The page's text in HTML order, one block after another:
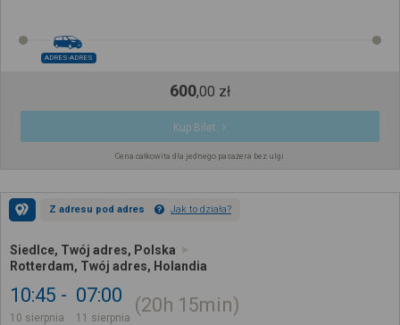
ADRES-ADRES
600,00 zł
Kup Bilet
Cena całkowita dla jednego pasażera bez ulgi
Z adresu pod adres Jak to działa?
Siedlce, Twój adres, Polska
Rotterdam, Twój adres, Holandia
10:45
10 sierpnia
07:00
11 sierpnia
20h 15min